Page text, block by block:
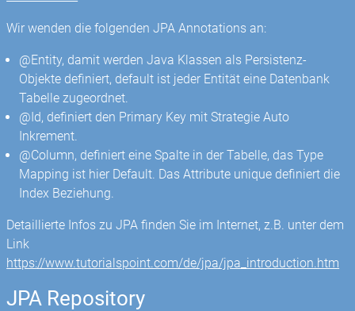
Wir wenden die folgenden JPA Annotations an:
@Entity, damit werden Java Klassen als Persistenz-
Objekte definiert, default ist jeder Entität eine Datenbank
Tabelle zugeordnet.
@Id, definiert den Primary Key mit Strategie Auto
Inkrement.
@Column, definiert eine Spalte in der Tabelle, das Type
Mapping ist hier Default. Das Attribute unique definiert die
Index Beziehung.
Detaillierte Infos zu JPA finden Sie im Internet, z.B. unter dem
Link
https://www.tutorialspoint.com/de/jpa/jpa_introduction.htm
JPA Repository